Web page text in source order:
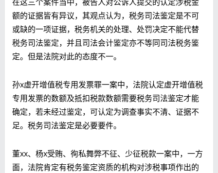
额的证据皆有异议，其观点认为，税务司法鉴定是不可
或缺的一项证据，税务机关的处理、处罚决定不能代替
税务司法鉴定，并且司法会计鉴定亦不等同司法税务鉴
定。但是法院对此的态度不一。
孙x虚开增值税专用发票罪一案中，法院认定虚开增值税
专用发票的数额及抵扣税款数额需要税务司法鉴定才能
确定，若未经过鉴定，可认定为调查事实不清、证据不
足。 税务司法鉴定是必要要件。
董xx、杨x受贿、徇私舞弊不征、少征税款一案中，一方
面，法院肯定有税务鉴定资质的机构对涉税事项作出的